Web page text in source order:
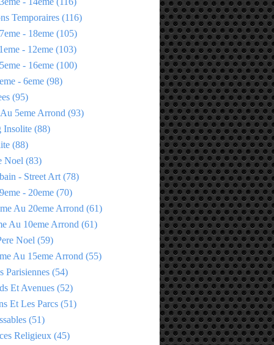
Temporaires (116)
- 18eme (105)
- 12eme (103)
- 16eme (100)
- 6eme (98)
(95)
5eme Arrond (93)
Insolite (88)
(88)
Noel (83)
- Street Art (78)
- 20eme (70)
Au 20eme Arrond (61)
Au 10eme Arrond (61)
Noel (59)
Au 15eme Arrond (55)
Parisiennes (54)
Et Avenues (52)
Et Les Parcs (51)
(51)
Religieux (45)